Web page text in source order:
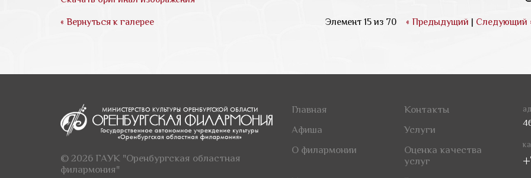
« Вернуться к галерее Элемент 15 из 70 « Предыдущий | Следующий
© 2026 ГАУК "Оренбургская областная
филармония"
Главная
Контакты
Афиша
Услуги
О филармонии
Оценка качества
услуг